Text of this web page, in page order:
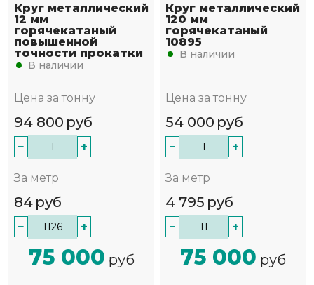
Круг металлический
12 мм
горячекатаный
повышенной
точности прокатки
В наличии
Цена за тонну
94 800 руб
− +
За метр
84 руб
− +
75 000 руб
Круг металлический
120 мм
горячекатаный
10895
В наличии
Цена за тонну
54 000 руб
− +
За метр
4 795 руб
− +
75 000 руб